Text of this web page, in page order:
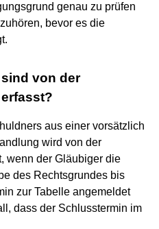
genau zu prüfen
bevor es die
von der
aus einer vorsätzlich
wird von der
wenn der Gläubiger die
des Rechtsgrundes bis
zur Tabelle angemeldet
dass der Schlusstermin im